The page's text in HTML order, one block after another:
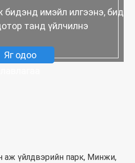
имэйл илгээнэ, бид
танд үйлчилнэ
Яг одоо
аж үйлдвэрийн парк, Минжи,